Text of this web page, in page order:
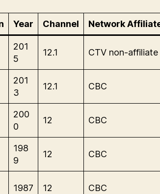
Year Channel Network
201
5
12.1 CTV non-affiliate
201
3
12.1 CBC
200
0
12 CBC
198
9
12 CBC
1987 12 CBC